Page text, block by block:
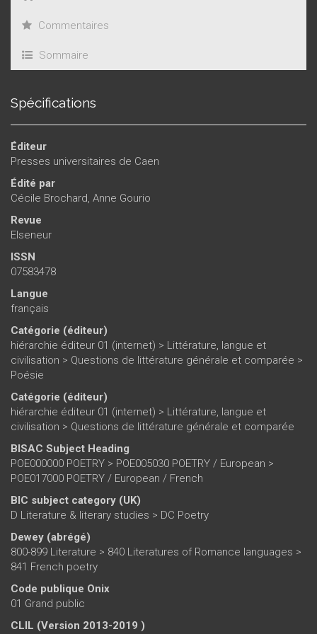
Commentaires
Sommaire
Spécifications
Éditeur
Presses universitaires de Caen
Édité par
Cécile Brochard, Anne Gourio
Revue
Elseneur
ISSN
07583478
Langue
français
Catégorie (éditeur)
hiérarchie éditeur 01 (internet) > Littérature, langue et
civilisation > Questions de littérature générale et comparée >
Poésie
Catégorie (éditeur)
hiérarchie éditeur 01 (internet) > Littérature, langue et
civilisation > Questions de littérature générale et comparée
BISAC Subject Heading
POE000000 POETRY > POE005030 POETRY / European >
POE017000 POETRY / European / French
BIC subject category (UK)
D Literature & literary studies > DC Poetry
Dewey (abrégé)
800-899 Literature > 840 Literatures of Romance languages >
841 French poetry
Code publique Onix
01 Grand public
CLIL (Version 2013-2019 )